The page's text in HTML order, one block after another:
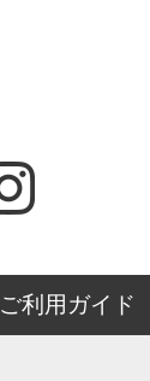
利用ガイド